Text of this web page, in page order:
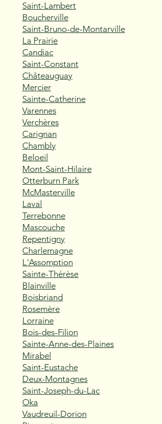
Saint-Lambert
Boucherville
Saint-Bruno-de-Montarville
La Prairie
Candiac
Saint-Constant
Châteauguay
Mercier
Sainte-Catherine
Varennes
Verchères
Carignan
Chambly
Beloeil
Mont-Saint-Hilaire
Otterburn Park
McMasterville
Laval
Terrebonne
Mascouche
Repentigny
Charlemagne
L'Assomption
Sainte-Thérèse
Blainville
Boisbriand
Rosemère
Lorraine
Bois-des-Filion
Sainte-Anne-des-Plaines
Mirabel
Saint-Eustache
Deux-Montagnes
Saint-Joseph-du-Lac
Oka
Vaudreuil-Dorion